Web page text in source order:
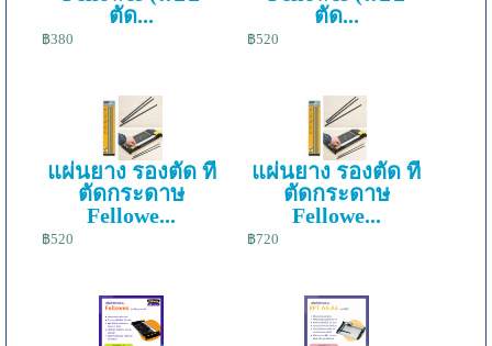
ตัด...
฿380
ตัด...
฿520
แผ่นยาง รองตัด ที่
ตัดกระดาษ
Fellowe...
฿520
แผ่นยาง รองตัด ที่
ตัดกระดาษ
Fellowe...
฿720